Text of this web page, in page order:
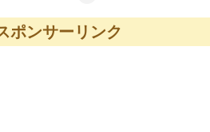
ポンサーリンク